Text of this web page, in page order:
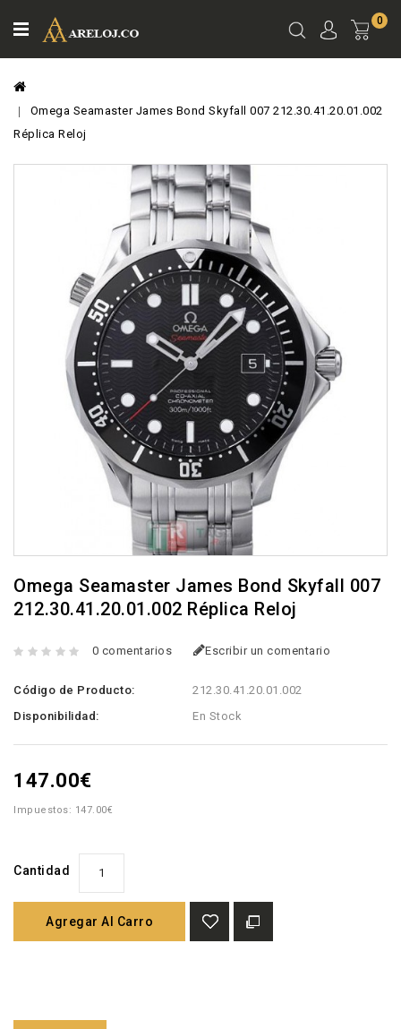
0
Omega Seamaster James Bond Skyfall 007 212.30.41.20.01.002
Réplica Reloj
Omega Seamaster James Bond Skyfall 007
212.30.41.20.01.002 Réplica Reloj
0 comentarios Escribir un comentario
Código de Producto:
212.30.41.20.01.002
Disponibilidad:
En Stock
147.00€
Impuestos: 147.00€
Cantidad
Agregar Al Carro